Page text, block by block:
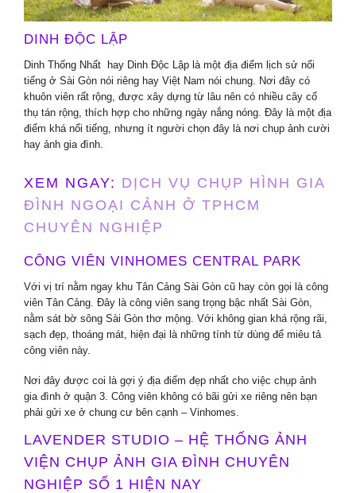
DINH ĐỘC LẬP
Dinh Thống Nhất hay Dinh Độc Lập là một địa điểm lịch sử nổi
tiếng ở Sài Gòn nói riêng hay Việt Nam nói chung. Nơi đây có
khuôn viên rất rộng, được xây dựng từ lâu nên có nhiều cây cổ
thụ tán rộng, thích hợp cho những ngày nắng nóng. Đây là một địa
điểm khá nổi tiếng, nhưng ít người chọn đây là nơi chụp ảnh cười
hay ảnh gia đình.
XEM NGAY: DỊCH VỤ CHỤP HÌNH GIA
ĐÌNH NGOẠI CẢNH Ở TPHCM
CHUYÊN NGHIỆP
CÔNG VIÊN VINHOMES CENTRAL PARK
Với vị trí nằm ngay khu Tân Cảng Sài Gòn cũ hay còn gọi là công
viên Tân Cảng. Đây là công viên sang trọng bậc nhất Sài Gòn,
nằm sát bờ sông Sài Gòn thơ mộng. Với không gian khá rộng rãi,
sạch đẹp, thoáng mát, hiện đại là những tính từ dùng để miêu tả
công viên này.
Nơi đây được coi là gợi ý địa điểm đẹp nhất cho việc chụp ảnh
gia đình ở quận 3. Công viên không có bãi gửi xe riêng nên bạn
phải gửi xe ở chung cư bên cạnh – Vinhomes.
LAVENDER STUDIO – HỆ THỐNG ẢNH
VIỆN CHỤP ẢNH GIA ĐÌNH CHUYÊN
NGHIỆP SỐ 1 HIỆN NAY